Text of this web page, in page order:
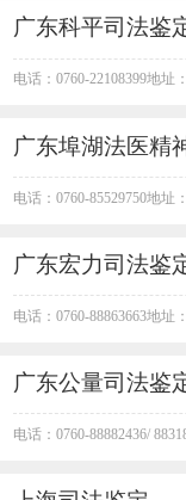
广东科平司法鉴
电话：0760-22108399​ 地
广东埠湖法医精
电话：0760-85529750​ 地
广东宏力司法鉴
电话：0760-88863663​ 地
广东公量司法鉴
电话：0760-88882436/